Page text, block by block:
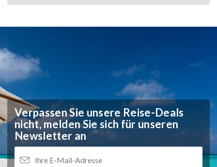
Verpassen Sie unsere Reise-Deals
nicht, melden Sie sich für unseren
Newsletter an